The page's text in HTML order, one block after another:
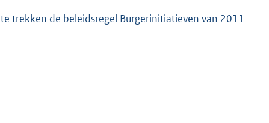
trekken de beleidsregel Burgerinitiatieven van 2011